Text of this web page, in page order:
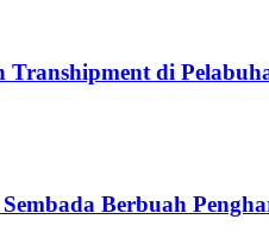
Transhipment di
Berbuah